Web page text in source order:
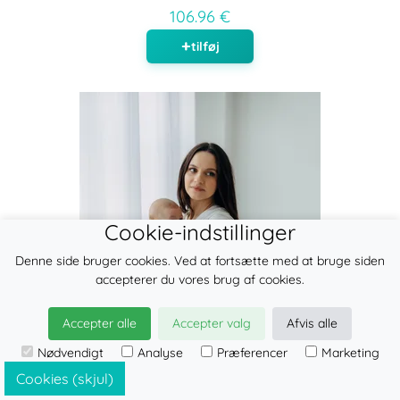
106.96 €
tilføj
Cookies (skjul)
Cookie-indstillinger
Denne side bruger cookies. Ved at fortsætte med at bruge siden
accepterer du vores brug af cookies.
Accepter alle Accepter valg
Afvis alle
Nødvendigt
Analyse Præferencer Marketing